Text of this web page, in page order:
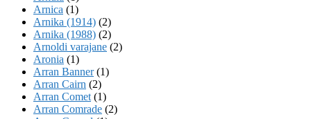
Arnica (1)
Arnika (1914) (2)
Arnika (1988) (2)
Arnoldi varajane (2)
Aronia (1)
Arran Banner(1)
Arran Cairn (2)
Arran Comet (1)
Arran Comrade (2)